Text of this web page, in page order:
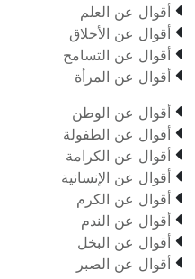
 أقوال عن العلم
 أقوال عن الأخلاق
 أقوال عن التسامح
 أقوال عن المرأة
 أقوال عن الوطن
 أقوال عن الطفولة
 أقوال عن الكرامة
 أقوال عن الإنسانية
 أقوال عن الكرم
 أقوال عن الندم
 أقوال عن البخل
 أقوال عن الصبر